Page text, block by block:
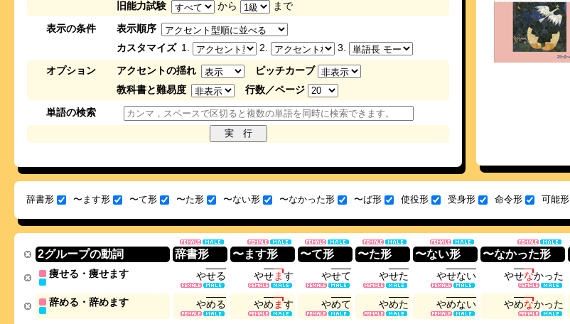
旧能力試験
から
まで
表示の条件
表示順序
カスタマイズ 1. 2.
3.
オプション
アクセントの揺れ
ピッチカーブ
教科書と難易度
行数／ページ
単語の検索
辞書形 〜ます形 〜て形 〜た形 〜ない形 〜なかった形 〜ば形 使役形 受身形 命令形 可能形
2グループの動詞 辞書形 〜ます形 〜て形 〜た形 〜ない形 〜なかった形
痩せる・痩せます やせる やせます やせて やせた やせない やせなかった
辞める・辞めます やめる やめ ます やめて やめた やめない やめなかった